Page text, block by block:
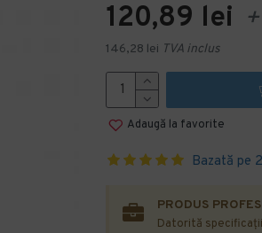
Bazată pe
120,89 lei
146,28 lei TVA inclus
Adaugă la favorite
PRODUS
Datorită